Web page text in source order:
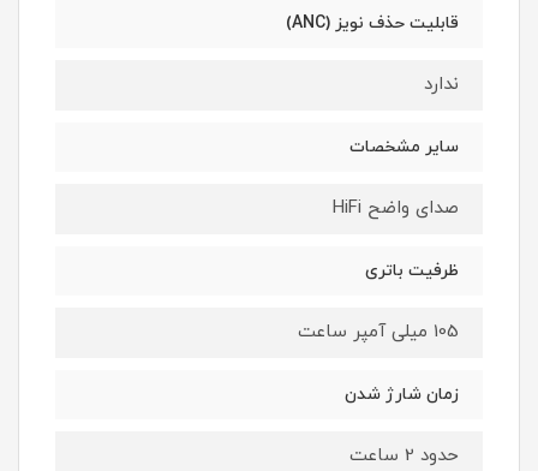
قابلیت حذف نویز (ANC)
ندارد
سایر مشخصات
صدای واضح HiFi
ظرفیت باتری
105 میلی آمپر ساعت
زمان شارژ شدن
حدود 2 ساعت